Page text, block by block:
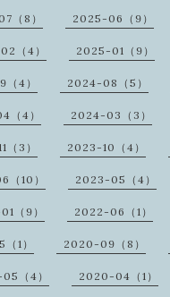
（8） 2025-06（9）
（4） 2025-01（9）
4） 2024-08（5）
（4） 2024-03（3）
（3） 2023-10（4）
10） 2023-05（4）
（9） 2022-06（1）
1） 2020-09（8）
（4） 2020-04（1）